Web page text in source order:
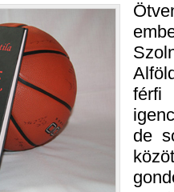
férfi
de